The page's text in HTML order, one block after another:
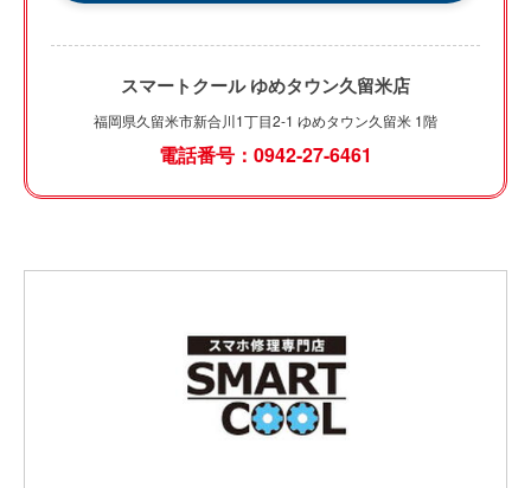
スマートクール ゆめタウン久留米店
福岡県久留米市新合川1丁目2-1 ゆめタウン久留米 1階
電話番号：0942-27-6461